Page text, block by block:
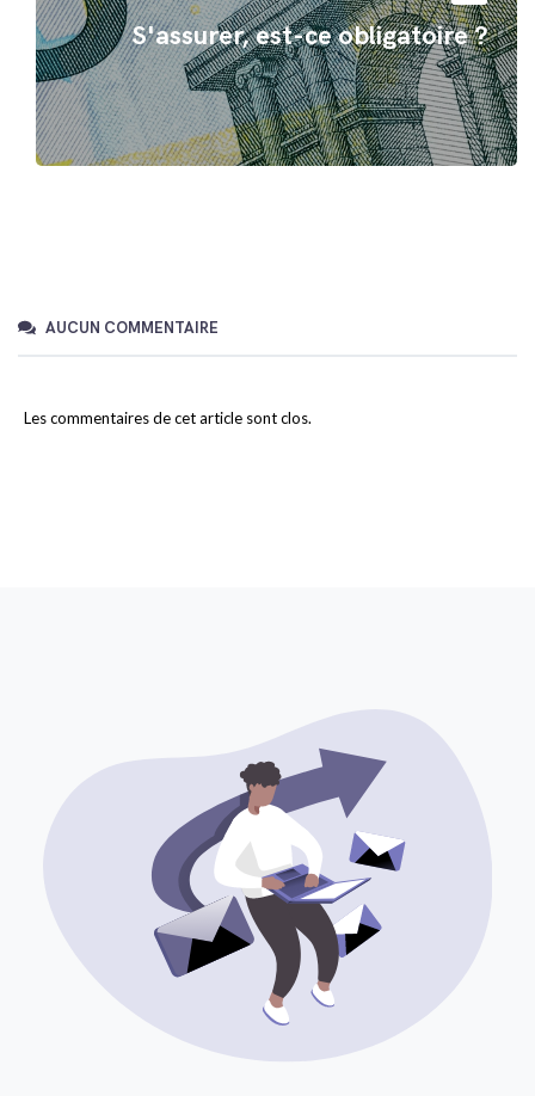
S'assurer, est-ce obligatoire ?
AUCUN COMMENTAIRE
Les commentaires de cet article sont clos.